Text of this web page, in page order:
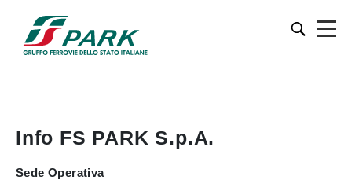
Info FS PARK S.p.A.
Sede Operativa